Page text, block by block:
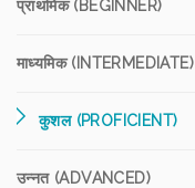
प्राथमिक (BEGINNER)
माध्यमिक (INTERMEDIATE)
कुशल (PROFICIENT)
उन्नत (ADVANCED)